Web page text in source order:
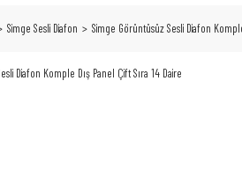
Simge Sesli Diafon Simge Görüntüsüz Sesli Diafon